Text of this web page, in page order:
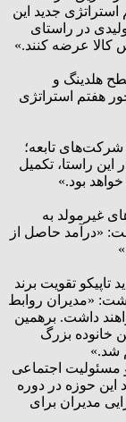
جدید این
در راستای
کالا عرضه کنند.»
هلدینگ و
هفتم استراتژی
شرکت‌های تابعه؛
راستا، تکمیل
بود.»
غیرمولد به
«درآمد حاصل از
تاپیکو تقویت برند
«مدیران روابط
داشت. برهمین
خانوده بزرگ
شد.»
مسئولیت اجتماعی
این حوزه در دوره
مدیران برای